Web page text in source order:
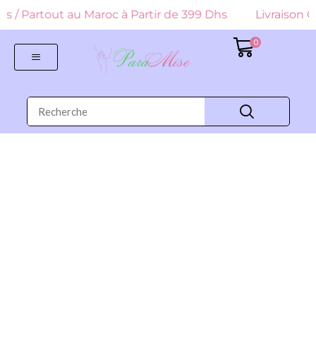
/ Partout au Maroc à Partir de 399 Dhs Livraison
0